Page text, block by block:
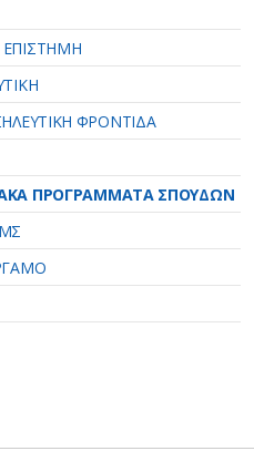
ΦΡΟΝΤΙΔΑ
ΠΡΟΓΡΑΜΜΑΤΑ ΣΠΟΥΔΩΝ